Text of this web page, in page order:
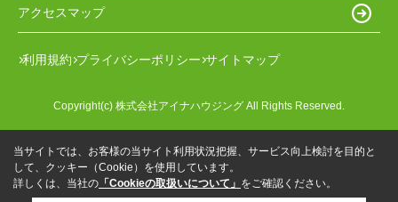
アクセスマップ
利用規約 プライバシーポリシー サイトマップ
Copyright(c) 株式会社アイナハウジング All Rights Reserved.
当サイトでは、お客様の当サイト利用状況把握、サービス向上検討を目的と
して、クッキー（Cookie）を使用しています。
詳しくは、当社の 「Cookieの取扱いについて」 をご確認ください。